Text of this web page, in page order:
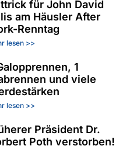
für John David
am Häusler After
Renntag
lesen >>
1
und viele
lesen >>
Präsident Dr.
Poth verstorben!